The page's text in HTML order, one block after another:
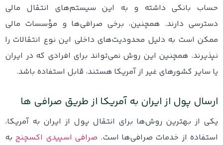
حساب بانکی داشته و به این سیستم‌های انتقال مالی
دسترسی دارند. همچنین، برخی صرافی‌ها و مؤسسات مالی
ممکن است به دلیل محدودیت‌های داخلی این نوع انتقالات را
نپذیرند. همچنین این روش نمی‌تواند برای افرادی که در ایران
یا سایر کشورهای غیر از آمریکا هستند، قابل استفاده باشد.
ارسال پول از ایران به آمریکا از طریق صرافی‌ ها
یکی از بهترین روش‌ها برای انتقال پول از ایران به آمریکا،
استفاده از خدمات صرافی‌ها است. صرافی‌ اسپیدی اکسچنج به